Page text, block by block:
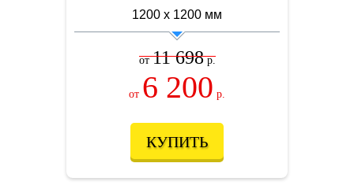
1200 х 1200 мм
от11 698р.
от 6 200 р.
КУПИТЬ